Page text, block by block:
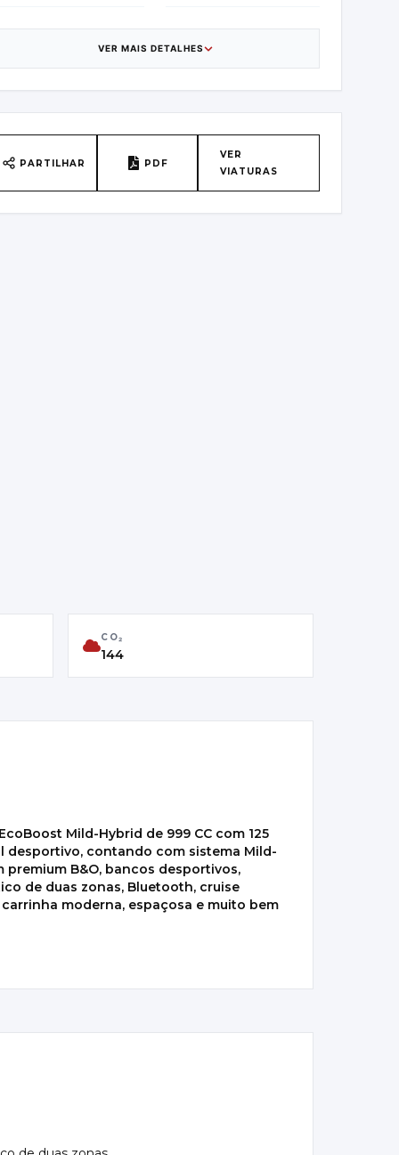
6
MATRÍCULA
06/2021
CLASSE DE EMISSÕES
Euro6
VER MAIS DETALHES
PARTILHAR PDF
VER
VIATURAS
CO₂
144
Mild-Hybrid de 999 CC com 125
desportivo, contando com sistema Mild-
B&O, bancos desportivos,
de duas zonas, Bluetooth, cruise
moderna, espaçosa e muito bem